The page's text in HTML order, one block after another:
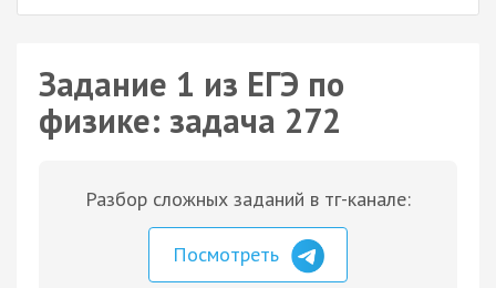
Задание 1 из ЕГЭ по
физике: задача 272
Разбор сложных заданий в тг-канале:
Посмотреть